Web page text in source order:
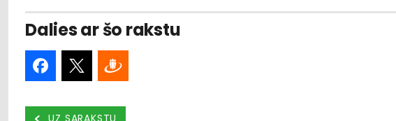
Dalies ar šo rakstu
UZ SARAKSTU